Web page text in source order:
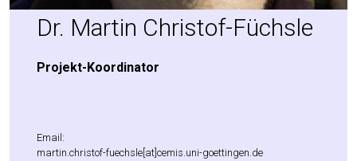
Dr. Mar­tin Christof-Füchsle
Pro­jekt-Koor­di­na­tor
Email:
martin.christof-fuechsle[at]cemis.uni-goettingen.de